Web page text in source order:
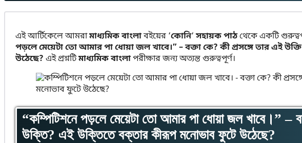
এই আর্টিকেলে আমরামাধ্যমিক বাংলাবইয়ের ‘কোনি‘সহায়ক পাঠথেকে একটি
পড়লে মেয়েটা তো আমার পা ধোয়া জল খাবে।” – বক্তা কে? কী প্রসঙ্গে তার এই
উঠেছে? এই প্রশ্নটিমাধ্যমিক বাংলাপরীক্ষার জন্য অত্যন্ত গুরুত্বপূর্ণ।
“কম্পিটিশনে পড়লে মেয়েটা তো আমার পা ধোয়া জল খাবে।” –
উক্তি? এই উক্তিতে বক্তার কীরূপ মনোভাব ফুটে উঠেছে?